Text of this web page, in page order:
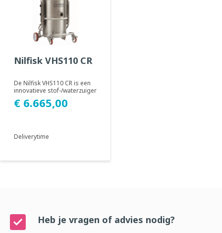
Nilfisk VHS110 CR
De Nilfisk VHS110 CR is een
innovatieve stof-/waterzuiger
voor cleanrooms,
ontworpen volge...
€ 6.665,00
Deliverytime
Heb je vragen of advies nodig?